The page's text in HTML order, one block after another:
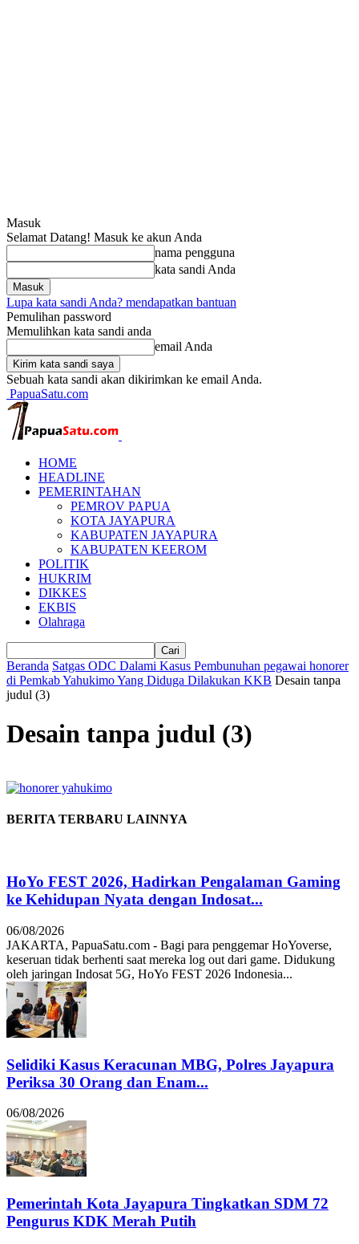
Masuk
Selamat Datang! Masuk ke akun Anda
nama pengguna
kata sandi Anda
Lupa kata sandi Anda? mendapatkan bantuan
Pemulihan password
Memulihkan kata sandi anda
email Anda
Sebuah kata sandi akan dikirimkan ke email Anda.
PapuaSatu.com
HOME
HEADLINE
PEMERINTAHAN
PEMROV PAPUA
KOTA JAYAPURA
KABUPATEN JAYAPURA
KABUPATEN KEEROM
POLITIK
HUKRIM
DIKKES
EKBIS
Olahraga
Beranda Satgas ODC Dalami Kasus Pembunuhan pegawai honorer
di Pemkab Yahukimo Yang Diduga Dilakukan KKB Desain tanpa
judul (3)
Desain tanpa judul (3)
BERITA TERBARU LAINNYA
HoYo FEST 2026, Hadirkan Pengalaman Gaming
ke Kehidupan Nyata dengan Indosat...
06/08/2026
JAKARTA, PapuaSatu.com - Bagi para penggemar HoYoverse,
keseruan tidak berhenti saat mereka log out dari game. Didukung
oleh jaringan Indosat 5G, HoYo FEST 2026 Indonesia...
Selidiki Kasus Keracunan MBG, Polres Jayapura
Periksa 30 Orang dan Enam...
06/08/2026
Pemerintah Kota Jayapura Tingkatkan SDM 72
Pengurus KDK Merah Putih